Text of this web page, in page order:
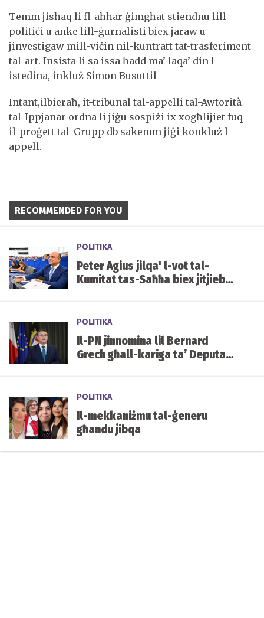
Temm jisħaq li fl-aħħar ġimgħat stiendnu lill-
politiċi u anke lill-ġurnalisti biex jaraw u
jinvestigaw mill-viċin nil-kuntratt tat-trasferiment
tal-art. Insista li sa issa ħadd ma’ laqa’ din l-
istedina, inkluż Simon Busuttil
Intant,ilbieraħ, it-tribunal tal-appelli tal-Awtorità
tal-Ippjanar ordna li jiġu sospiżi ix-xogħlijiet fuq
il-proġett tal-Grupp db sakemm jiġi konkluż l-
appell.
RECOMMENDED FOR YOU
POLITIKA
Peter Agius jilqa' l-vot tal-
Kumitat tas-Saħħa biex jitjiebu
POLITIKA
Il-PN jinnomina lil Bernard
Grech għall-kariga ta’ Deputat
POLITIKA
Il-mekkaniżmu tal-ġeneru
għandu jibqa